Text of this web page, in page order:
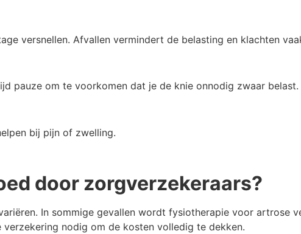
versnellen. Afvallen vermindert de belasting en klachten
pauze om te voorkomen dat je de knie onnodig zwaar belast.
bij pijn of zwelling.
door zorgverzekeraars?
In sommige gevallen wordt fysiotherapie voor artrose
nodig om de kosten volledig te dekken.